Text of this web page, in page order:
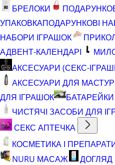
БРЕЛОКИ
УПАКОВКАПОДАРУНКОВІ
НАБОРИ ІГРАШОК
АДВЕНТ-КАЛЕНДАРІ
АКСЕСУАРИ (СЕКС-
АКСЕСУАРИ ДЛЯ
ДЛЯ ІГРАШОК
БАТАРЕЙКИ
ЧИСТЯЧІ ЗАСОБИ ДЛЯ
СЕКС АПТЕЧКА
КОСМЕТИКА І
NURU МАСАЖ
ДОГЛЯД